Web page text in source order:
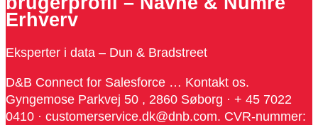
Erhverv
Eksperter i data – Dun & Bradstreet
D&B Connect for Salesforce … Kontakt os.
Gyngemose Parkvej 50 , 2860 Søborg · + 45 7022
0410 · customerservice.dk@dnb.com. CVR-nummer: